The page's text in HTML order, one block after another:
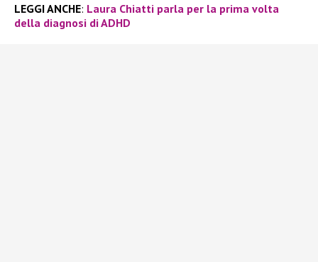
LEGGI ANCHE: Laura Chiatti parla per la prima volta
della diagnosi di ADHD